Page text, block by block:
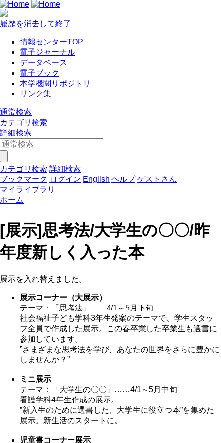
履歴を消去して終了
情報センターTOP
電子ジャーナル
データベース
電子ブック
本学機関リポジトリ
リンク集
通常検索
カテゴリ検索
詳細検索
カテゴリ検索 詳細検索
ブックマーク ログイン English ヘルプ ゲストさん
マイライブラリ
ホーム
[展示]思考法/大学生の〇〇/昨
年度新しく入った本
展示を入れ替えました。
展示コーナー（大展示）
テーマ：「思考法」……4/1～5月下旬
社会福祉子ども学科3年生発案のテーマで、学生スタッ
フ全員で作成した展示。この春卒業した卒業生も選書に
参加しています。
”さまざまな思考法を学び、あなたの世界をさらに豊かに
しませんか？”
ミニ展示
テーマ：「大学生の〇〇」……4/1～5月中旬
看護学科4年生作成の展示。
”新入生のために選書した、大学生に役立つ本”を集めた
展示。新生活のスタートに。
児童書コーナー展示